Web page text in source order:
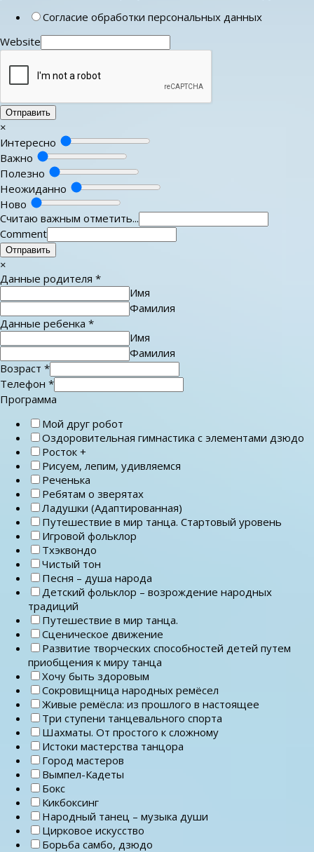
Согласие обработки персональных данных
Website
Отправить
×
Интересно
Важно
Полезно
Неожиданно
Ново
Считаю важным отметить...
Comment
Отправить
×
Данные родителя *
Имя
Фамилия
Данные ребенка *
Имя
Фамилия
Возраст *
Телефон *
Программа
Мой друг робот
Оздоровительная гимнастика с элементами дзюдо
Росток +
Рисуем, лепим, удивляемся
Реченька
Ребятам о зверятах
Ладушки (Адаптированная)
Путешествие в мир танца. Стартовый уровень
Игровой фольклор
Тхэквондо
Чистый тон
Песня – душа народа
Детский фольклор – возрождение народных
традиций
Путешествие в мир танца.
Сценическое движение
Развитие творческих способностей детей путем
приобщения к миру танца
Хочу быть здоровым
Сокровищница народных ремёсел
Живые ремёсла: из прошлого в настоящее
Три ступени танцевального спорта
Шахматы. От простого к сложному
Истоки мастерства танцора
Город мастеров
Вымпел-Кадеты
Бокс
Кикбоксинг
Народный танец – музыка души
Цирковое искусство
Борьба самбо, дзюдо